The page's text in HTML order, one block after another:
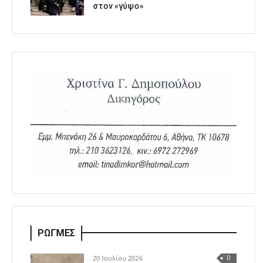
στον «γύψο»
ΡΩΓΜΕΣ
20 Ιουλίου 2026 0